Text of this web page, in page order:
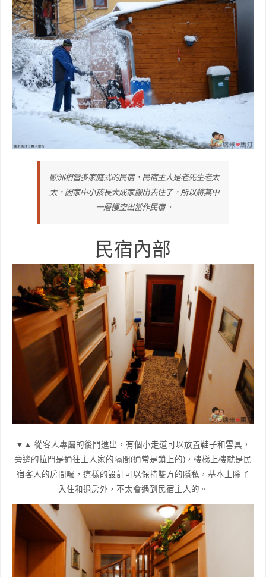
歐洲相當多家庭式的民宿，民宿主人是老先生老太
太，因家中小孩長大成家搬出去住了，所以將其中
一層樓空出當作民宿。
民宿內部
▼▲ 從客人專屬的後門進出，有個小走道可以放置鞋子和雪具，
旁邊的拉門是通往主人家的隔間(通常是鎖上的)，樓梯上樓就是民
宿客人的房間囉，這樣的設計可以保持雙方的隱私，基本上除了
入住和退房外，不太會遇到民宿主人的。